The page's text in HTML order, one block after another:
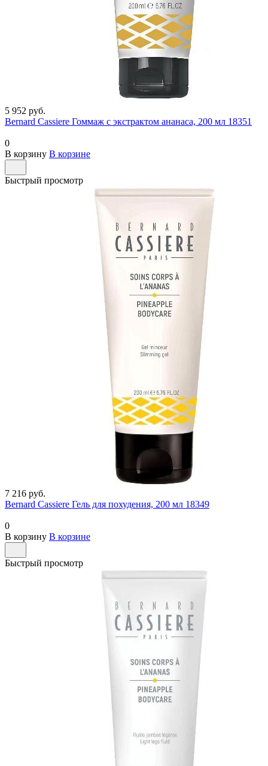
5 952 руб.
Bernard Cassiere Гоммаж с экстрактом ананаса, 200 мл 18351
0
В корзину В корзине
Быстрый просмотр
7 216 руб.
Bernard Cassiere Гель для похудения, 200 мл 18349
0
В корзину В корзине
Быстрый просмотр